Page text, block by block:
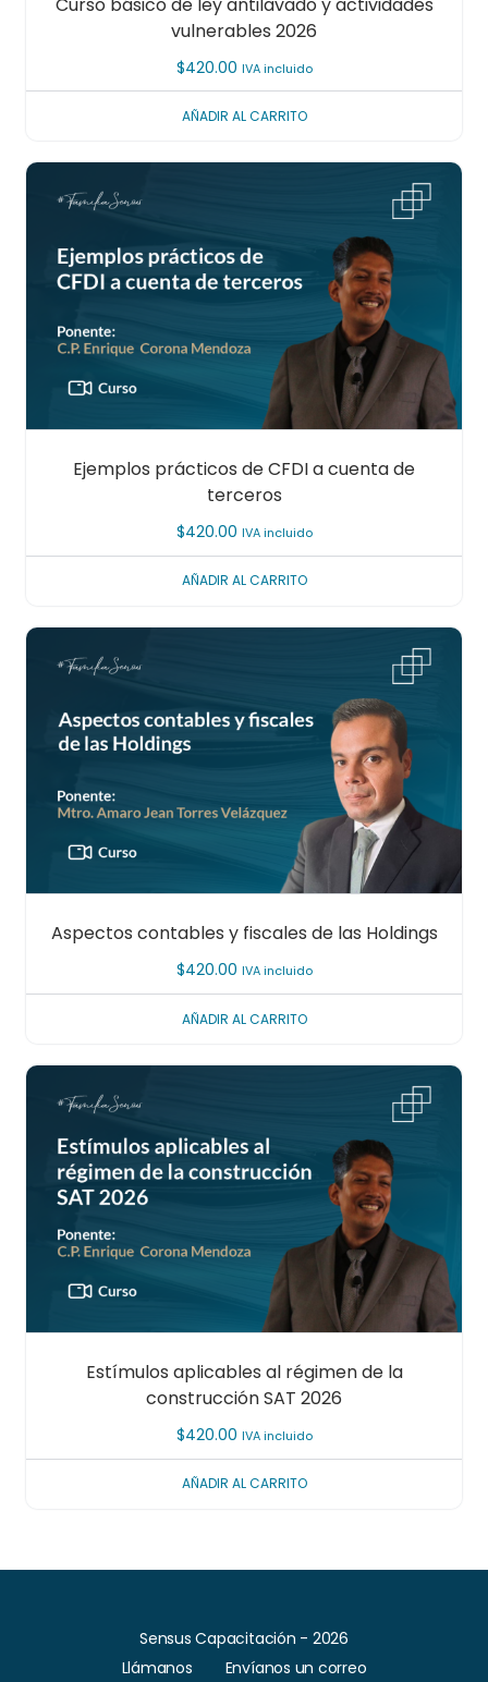
vulnerables 2026
$420.00 IVA incluido
AÑADIR AL CARRITO
Ejemplos prácticos de CFDI a cuenta de
terceros
$420.00 IVA incluido
AÑADIR AL CARRITO
Aspectos contables y fiscales de las Holdings
$420.00 IVA incluido
AÑADIR AL CARRITO
Estímulos aplicables al régimen de la
construcción SAT 2026
$420.00 IVA incluido
AÑADIR AL CARRITO
Sensus Capacitación - 2026
Llámanos
Envíanos un correo